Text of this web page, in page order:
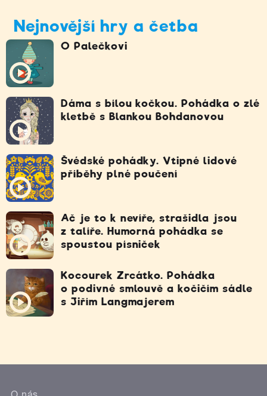
Nejnovější hry a četba
O Palečkovi
Dáma s bílou kočkou. Pohádka o zlé
kletbě s Blankou Bohdanovou
Švédské pohádky. Vtipné lidové
příběhy plné poučení
Ač je to k nevíře, strašidla jsou
z talíře. Humorná pohádka se
spoustou písniček
Kocourek Zrcátko. Pohádka
o podivné smlouvě a kočičím sádle
s Jiřím Langmajerem